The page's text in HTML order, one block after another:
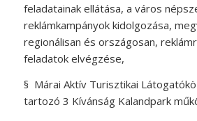
feladatainak ellátása, a város
reklámkampányok kidolgozása,
regionálisan és országosan,
feladatok elvégzése,
§ Márai Aktív Turisztikai
tartozó 3 Kívánság Kalandpark